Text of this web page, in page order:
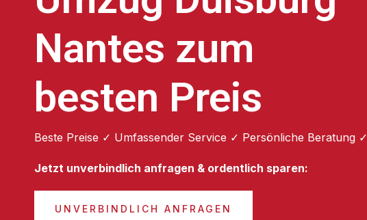
Nantes zum
besten Preis
Beste Preise ✓ Umfassender Service ✓ Persönliche Beratung ✓
Jetzt unverbindlich anfragen & ordentlich sparen:
UNVERBINDLICH ANFRAGEN